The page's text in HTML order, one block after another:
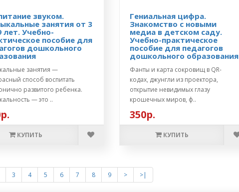
звуком.
занятия от 3
лет. Учебно-
пособие для
дошкольного
занятия —
способ воспитать
развитого ребенка.
— это ..
КУПИТЬ
Гениальная цифра.
Знакомство с новыми
медиа в детском саду.
Учебно-практическое
пособие для педагогов
дошкольного образования
Фанты и карта сокровищ в QR-
кодах, джунгли из проектора,
открытие невидимых глазу
крошечных миров, ф..
350р.
КУПИТЬ
3 4 5 6 7 8 9 > >|